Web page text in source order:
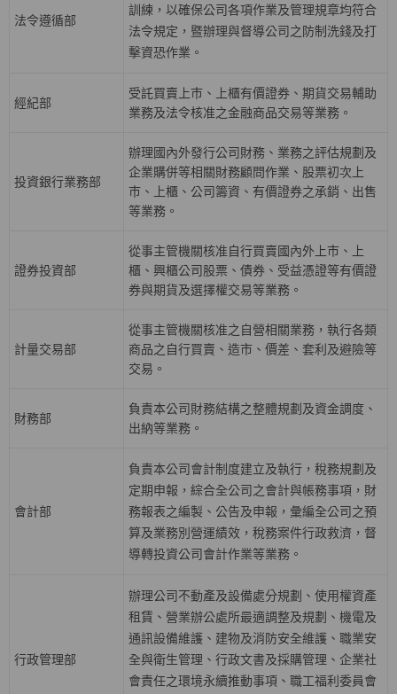
法令遵循部
訓練，以確保公司各項作業及管理規章均符合
法令規定，暨辦理與督導公司之防制洗錢及打
擊資恐作業。
經紀部
受託買賣上巿、上櫃有價證券、期貨交易輔助
業務及法令核准之金融商品交易等業務。
投資銀行業務部
辦理國內外發行公司財務、業務之評估規劃及
企業購併等相關財務顧問作業、股票初次上
巿、上櫃、公司籌資、有價證券之承銷、出售
等業務。
證券投資部
從事主管機關核准自行買賣國內外上市、上
櫃、興櫃公司股票、債券、受益憑證等有價證
券與期貨及選擇權交易等業務。
計量交易部
從事主管機關核准之自營相關業務，執行各類
商品之自行買賣、造市、價差、套利及避險等
交易。
財務部
負責本公司財務結構之整體規劃及資金調度、
出納等業務。
會計部
負責本公司會計制度建立及執行，稅務規劃及
定期申報，綜合全公司之會計與帳務事項，財
務報表之編製、公告及申報，彙編全公司之預
算及業務別營運績效，稅務案件行政救濟，督
導轉投資公司會計作業等業務。
行政管理部
辦理公司不動產及設備處分規劃、使用權資產
租賃、營業辦公處所最適調整及規劃、機電及
通訊設備維護、建物及消防安全維護、職業安
全與衛生管理、行政文書及採購管理、企業社
會責任之環境永續推動事項、職工福利委員會